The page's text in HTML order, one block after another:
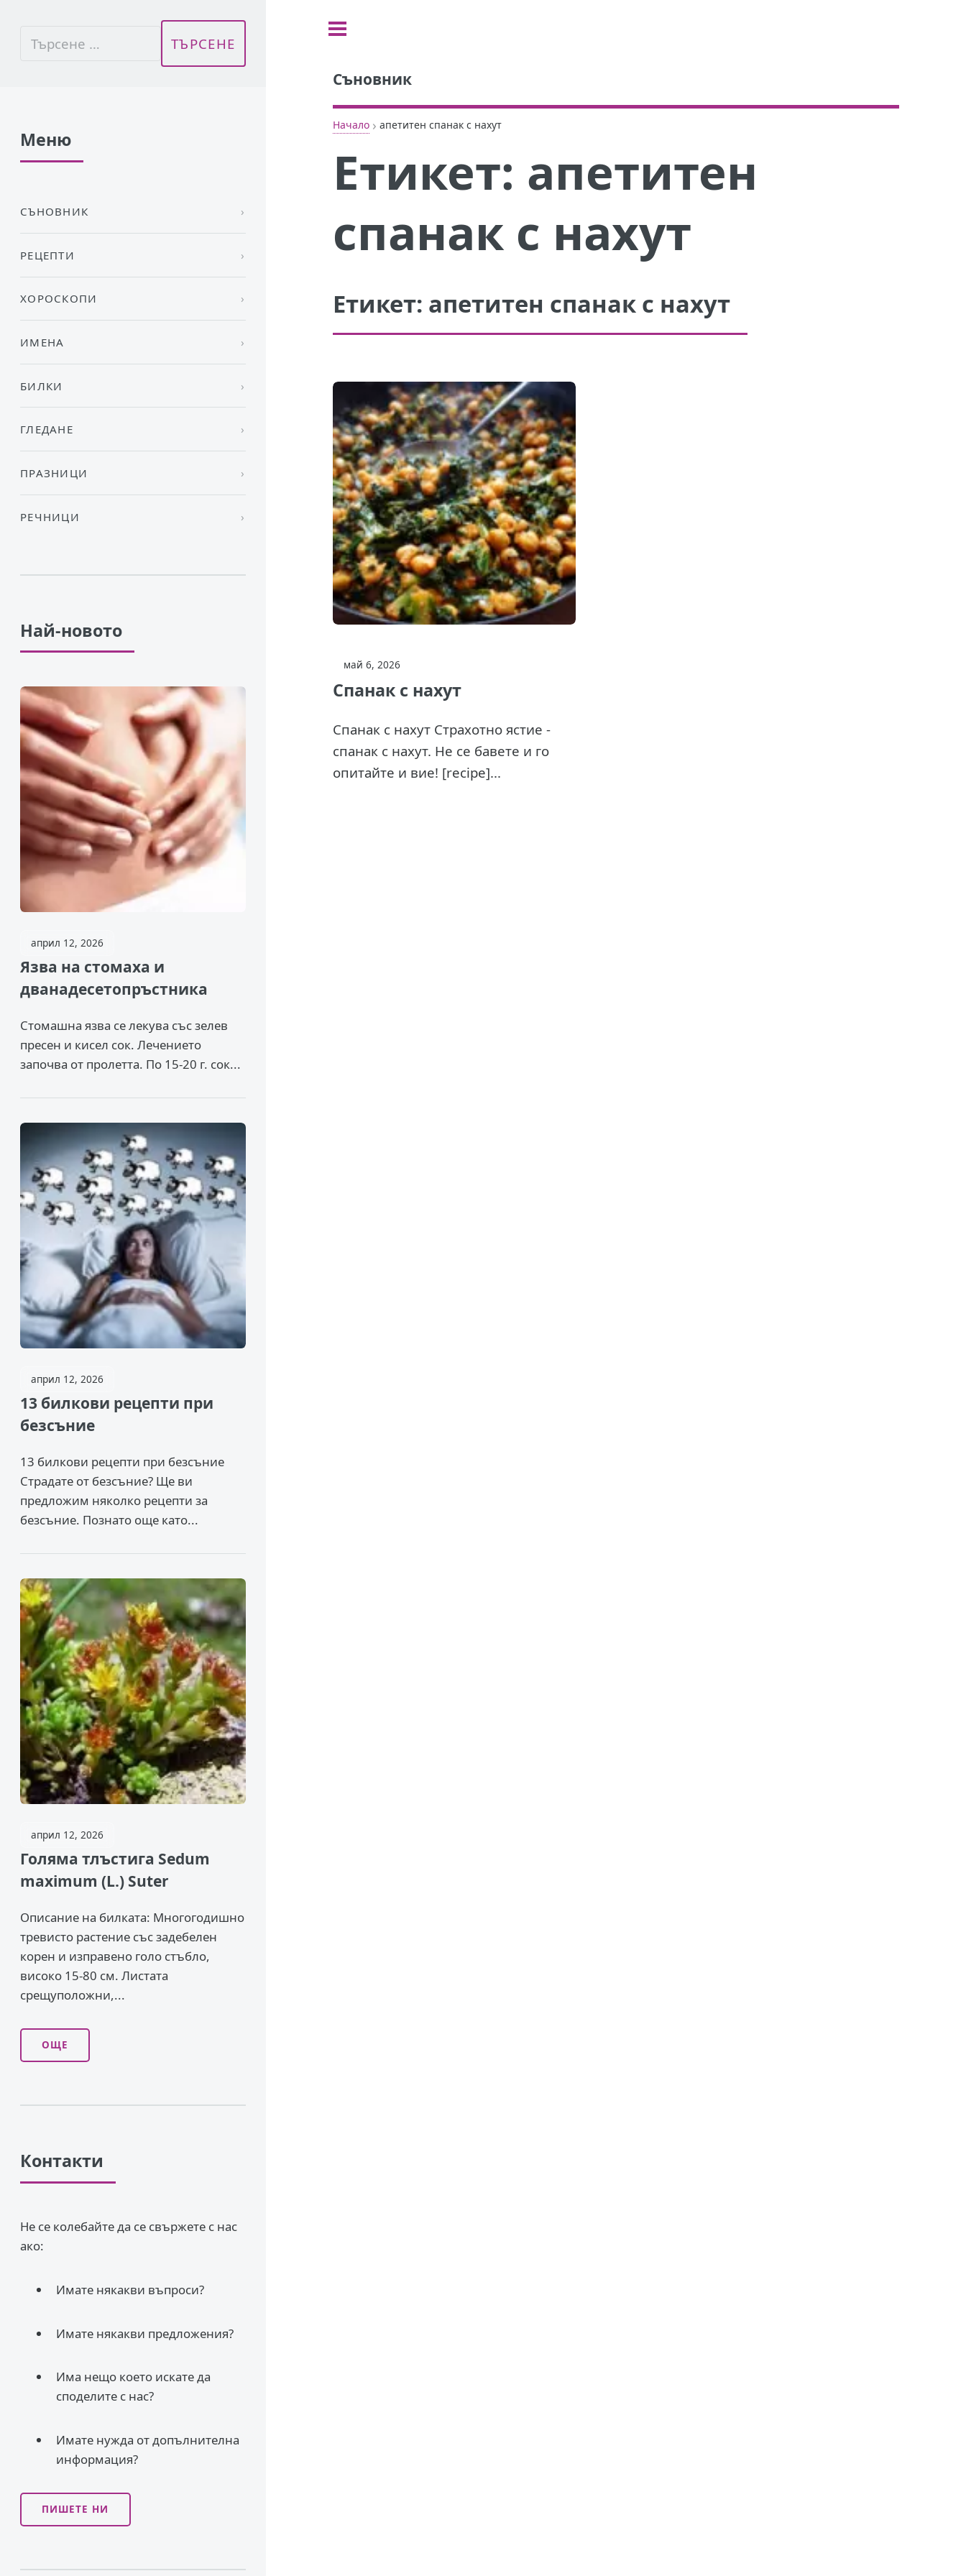
Съновник
Начало › апетитен спанак с нахут
Етикет: апетитен
спанак с нахут
Етикет: апетитен спанак с нахут
май 6, 2026
Спанак с нахут
Спанак с нахут Страхотно ястие -
спанак с нахут. Не се бавете и го
опитайте и вие! [recipe]...
Меню
СЪНОВНИК
РЕЦЕПТИ
ХОРОСКОПИ
ИМЕНА
БИЛКИ
ГЛЕДАНЕ
ПРАЗНИЦИ
РЕЧНИЦИ
Най-новото
април 12, 2026
Язва на стомаха и
дванадесетопръстника
Стомашна язва се лекува със зелев
пресен и кисел сок. Лечението
започва от пролетта. По 15-20 г. сок...
април 12, 2026
13 билкови рецепти при
безсъние
13 билкови рецепти при безсъние
Страдате от безсъние? Ще ви
предложим няколко рецепти за
безсъние. Познато още като...
април 12, 2026
Голяма тлъстига Sedum
maximum (L.) Suter
Описание на билката: Многогодишно
тревисто растение със задебелен
корен и изправено го­ло стъбло,
високо 15-80 см. Листата
срещуположни,...
ОЩЕ
Контакти
Не се колебайте да се свържете с нас
ако:
Имате някакви въпроси?
Имате някакви предложения?
Има нещо което искате да
споделите с нас?
Имате нужда от допълнителна
информация?
ПИШЕТЕ НИ